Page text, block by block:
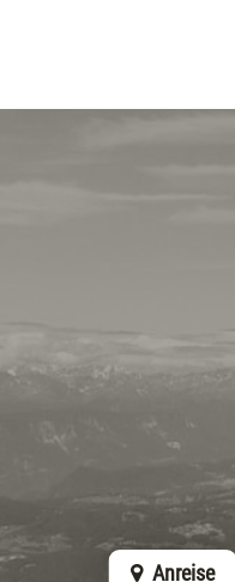
Anfrage
Anreise